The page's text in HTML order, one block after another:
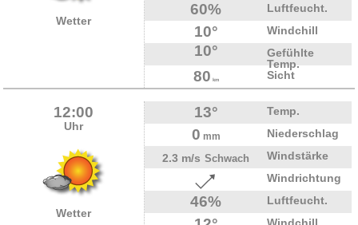
Wetter
60% Luftfeucht.
10° Windchill
10°
Gefühlte
Temp.
80 km Sicht
12:00
Uhr
Wetter
13° Temp.
0 mm
Niederschlag
2.3 m/s Schwach
Windstärke
Windrichtung
46% Luftfeucht.